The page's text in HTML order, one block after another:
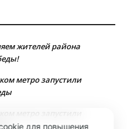
жителей района
метро запустили
метро запустили
для повышения